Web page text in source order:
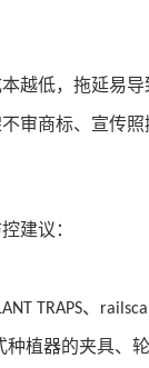
越低，拖延易
审商标、宣传
建议：
TRAPS、
种植器的夹具、